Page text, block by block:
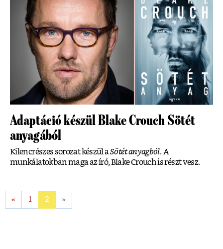
Adaptáció készül Blake Crouch Sötét
anyagából
Kilencrészes sorozat készül aSötét anyagból. A
munkálatokban maga az író, Blake Crouch is részt vesz.
« 1 2 »